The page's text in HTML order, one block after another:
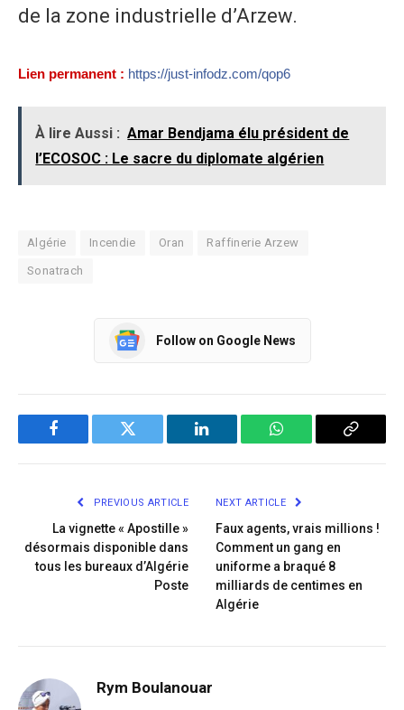
de la zone industrielle d’Arzew.
Lien permanent : https://just-infodz.com/qop6
À lire Aussi : Amar Bendjama élu président de
l’ECOSOC : Le sacre du diplomate algérien
Algérie Incendie Oran Raffinerie Arzew
Sonatrach
Follow on Google News
Facebook Twitter LinkedIn WhatsApp Copy
PREVIOUS ARTICLE
La vignette « Apostille »
désormais disponible dans
tous les bureaux d’Algérie
Poste
NEXT ARTICLE
Faux agents, vrais millions !
Comment un gang en
uniforme a braqué 8
milliards de centimes en
Algérie
Rym Boulanouar